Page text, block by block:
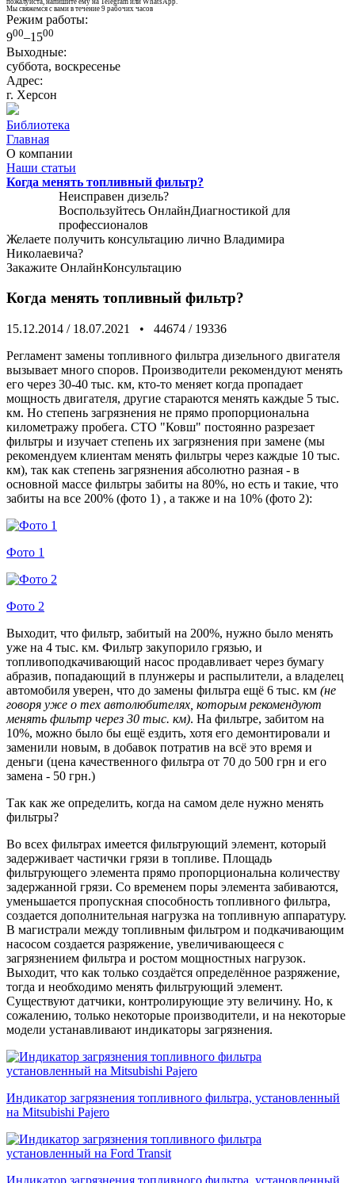
пожалуйста, напишите ему на Telegram или WhatsApp.
Мы свяжемся с вами в течение 9 рабочих часов
Режим работы:
900–1500
Выходные:
суббота, воскресенье
Адрес:
г. Херсон
Библиотека
Главная
О компании
Наши статьи
Когда менять топливный фильтр?
Неисправен дизель?
Воспользуйтесь ОнлайнДиагностикой для
профессионалов
Желаете получить консультацию лично Владимира
Николаевича?
Закажите ОнлайнКонсультацию
Когда менять топливный фильтр?
15.12.2014 / 18.07.2021 • 44674 / 19336
Регламент замены топливного фильтра дизельного двигателя
вызывает много споров. Производители рекомендуют менять
его через 30-40 тыс. км, кто-то меняет когда пропадает
мощность двигателя, другие стараются менять каждые 5 тыс.
км. Но степень загрязнения не прямо пропорциональна
километражу пробега. СТО "Ковш" постоянно разрезает
фильтры и изучает степень их загрязнения при замене (мы
рекомендуем клиентам менять фильтры через каждые 10 тыс.
км), так как степень загрязнения абсолютно разная - в
основной массе фильтры забиты на 80%, но есть и такие, что
забиты на все 200% (фото 1) , а также и на 10% (фото 2):
Фото 1
Фото 2
Выходит, что фильтр, забитый на 200%, нужно было менять
уже на 4 тыс. км. Фильтр закупорило грязью, и
топливоподкачивающий насос продавливает через бумагу
абразив, попадающий в плунжеры и распылители, а владелец
автомобиля уверен, что до замены фильтра ещё 6 тыс. км (не
говоря уже о тех автолюбителях, которым рекомендуют
менять фильтр через 30 тыс. км). На фильтре, забитом на
10%, можно было бы ещё ездить, хотя его демонтировали и
заменили новым, в добавок потратив на всё это время и
деньги (цена качественного фильтра от 70 до 500 грн и его
замена - 50 грн.)
Так как же определить, когда на самом деле нужно менять
фильтры?
Во всех фильтрах имеется фильтрующий элемент, который
задерживает частички грязи в топливе. Площадь
фильтрующего элемента прямо пропорциональна количеству
задержанной грязи. Со временем поры элемента забиваются,
уменьшается пропускная способность топливного фильтра,
создается дополнительная нагрузка на топливную аппаратуру.
В магистрали между топливным фильтром и подкачивающим
насосом создается разряжение, увеличивающееся с
загрязнением фильтра и ростом мощностных нагрузок.
Выходит, что как только создаётся определённое разряжение,
тогда и необходимо менять фильтрующий элемент.
Существуют датчики, контролирующие эту величину. Но, к
сожалению, только некоторые производители, и на некоторые
модели устанавливают индикаторы загрязнения.
Индикатор загрязнения топливного фильтра, установленный
на Mitsubishi Pajero
Индикатор загрязнения топливного фильтра, установленный